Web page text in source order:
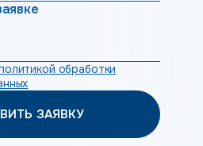
обработки
ЗАЯВКУ